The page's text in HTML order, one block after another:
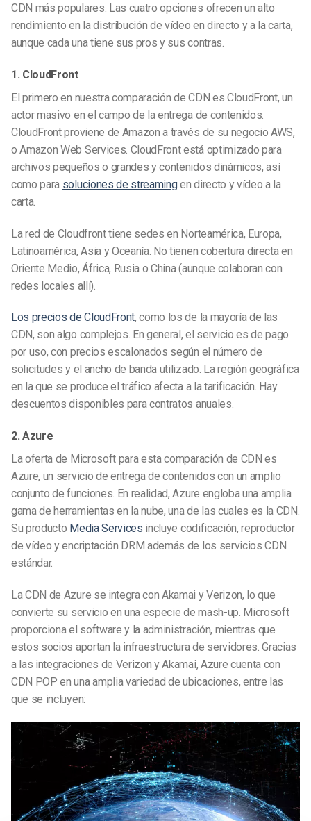
CDN más populares. Las cuatro opciones ofrecen un alto
rendimiento en la distribución de vídeo en directo y a la carta,
aunque cada una tiene sus pros y sus contras.
1. CloudFront
El primero en nuestra comparación de CDN es CloudFront, un
actor masivo en el campo de la entrega de contenidos.
CloudFront proviene de Amazon a través de su negocio AWS,
o Amazon Web Services. CloudFront está optimizado para
archivos pequeños o grandes y contenidos dinámicos, así
como para soluciones de streamingen directo y vídeo a la
carta.
La red de Cloudfront tiene sedes en Norteamérica, Europa,
Latinoamérica, Asia y Oceanía. No tienen cobertura directa en
Oriente Medio, África, Rusia o China (aunque colaboran con
redes locales allí).
Los precios de CloudFront, como los de la mayoría de las
CDN, son algo complejos. En general, el servicio es de pago
por uso, con precios escalonados según el número de
solicitudes y el ancho de banda utilizado. La región geográfica
en la que se produce el tráfico afecta a la tarificación. Hay
descuentos disponibles para contratos anuales.
2. Azure
La oferta de Microsoft para esta comparación de CDN es
Azure, un servicio de entrega de contenidos con un amplio
conjunto de funciones. En realidad, Azure engloba una amplia
gama de herramientas en la nube, una de las cuales es la CDN.
Su producto Media Services incluye codificación, reproductor
de vídeo y encriptación DRM además de los servicios CDN
estándar.
La CDN de Azure se integra con Akamai y Verizon, lo que
convierte su servicio en una especie de mash-up. Microsoft
proporciona el software y la administración, mientras que
estos socios aportan la infraestructura de servidores. Gracias
a las integraciones de Verizon y Akamai, Azure cuenta con
CDN POP en una amplia variedad de ubicaciones, entre las
que se incluyen: